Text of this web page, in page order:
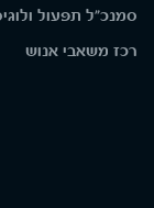
סמנכ"ל תפעול
רכז משאבי אנוש